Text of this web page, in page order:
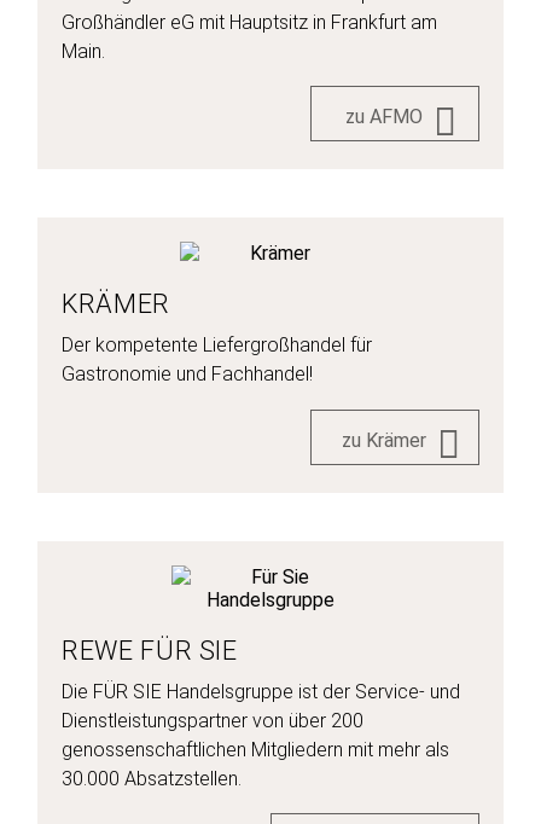
Großhändler eG mit Hauptsitz in Frankfurt am
Main.
zu AFMO
KRÄMER
Der kompetente Liefergroßhandel für
Gastronomie und Fachhandel!
zu Krämer
REWE FÜR SIE
Die FÜR SIE Handelsgruppe ist der Service- und
Dienstleistungspartner von über 200
genossenschaftlichen Mitgliedern mit mehr als
30.000 Absatzstellen.